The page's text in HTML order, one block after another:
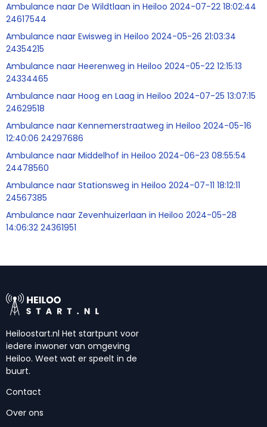
Ambulance naar De Wildtlaan in Heiloo 2024-07-22 18:02:44
24617544
Ambulance naar Ewisweg in Heiloo 2024-05-26 21:03:34
24354215
Ambulance naar Heerenweg in Heiloo 2024-05-22 12:15:13
24334465
Ambulance naar Hoog en Laag in Heiloo 2024-07-25 13:07:15
24629518
Ambulance naar Kennemerstraatweg in Heiloo 2024-05-16
12:40:06 24297686
Ambulance naar Middelhof in Heiloo 2024-06-23 08:55:54
24478560
Ambulance naar Stationsweg in Heiloo 2024-07-11 18:12:11
24567385
Ambulance naar Zevenhuizerlaan in Heiloo 2024-05-28
14:06:32 24361951
Heiloostart.nl Het startpunt voor
iedere inwoner van omgeving
Heiloo. Weet wat er speelt in de
buurt.
Contact
Over ons